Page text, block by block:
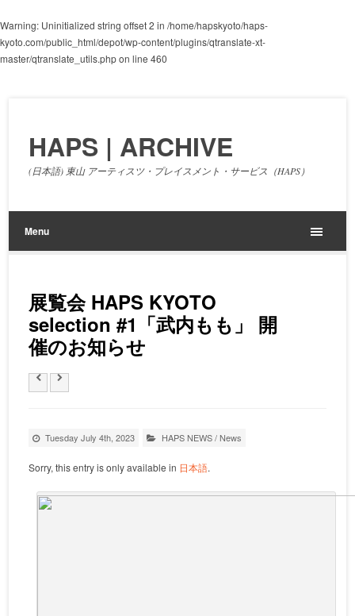
Warning: Uninitialized string offset 2 in /home/hapskyoto/haps-
kyoto.com/public_html/depot/wp-content/plugins/qtranslate-xt-
master/qtranslate_utils.phpon line 460
HAPS | ARCHIVE
(日本語) 東山 アーティスツ・プレイスメント・サービス（HAPS）
Menu
展覧会 HAPS KYOTO
selection #1「武内もも」 開
催のお知らせ
Tuesday July 4th, 2023 HAPS NEWS/News
Sorry, this entry is only available in 日本語.